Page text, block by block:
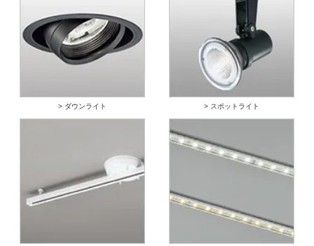
> ダウンライト > スポットライト